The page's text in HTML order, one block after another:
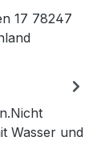
17 78247
Wasser und